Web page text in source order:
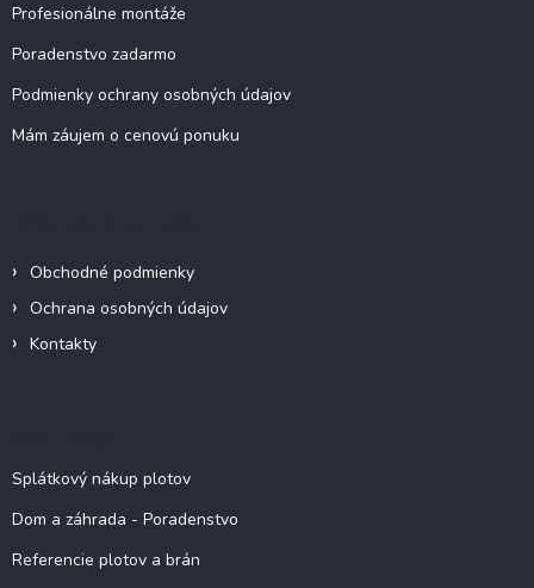
v
Profesionálne montáže
Poradenstvo zadarmo
Podmienky ochrany osobných údajov
Mám záujem o cenovú ponuku
Obchodné podmienky
Ochrana osobných údajov
Kontakty
Splátkový nákup plotov
Dom a záhrada - Poradenstvo
Referencie plotov a brán